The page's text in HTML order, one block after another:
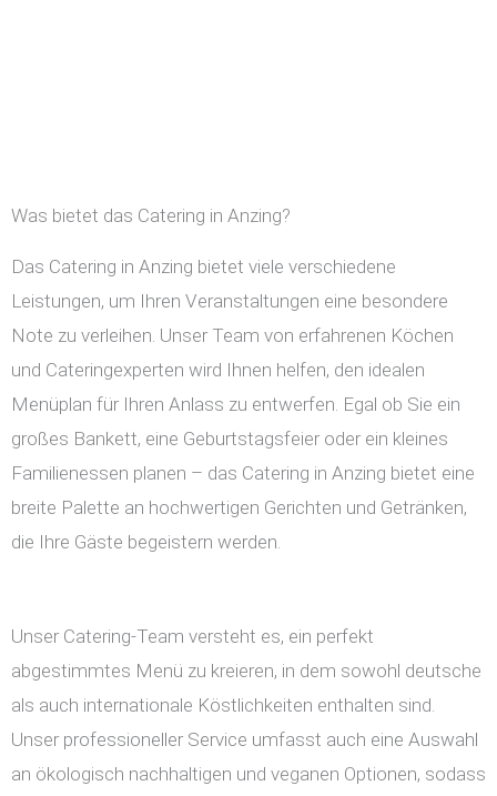
Was bietet das Catering in Anzing?
Das Catering in Anzing bietet viele verschiedene
Leistungen, um Ihren Veranstaltungen eine besondere
Note zu verleihen. Unser Team von erfahrenen Köchen
und Cateringexperten wird Ihnen helfen, den idealen
Menüplan für Ihren Anlass zu entwerfen. Egal ob Sie ein
großes Bankett, eine Geburtstagsfeier oder ein kleines
Familienessen planen – das Catering in Anzing bietet eine
breite Palette an hochwertigen Gerichten und Getränken,
die Ihre Gäste begeistern werden.
Unser Catering-Team versteht es, ein perfekt
abgestimmtes Menü zu kreieren, in dem sowohl deutsche
als auch internationale Köstlichkeiten enthalten sind.
Unser professioneller Service umfasst auch eine Auswahl
an ökologisch nachhaltigen und veganen Optionen, sodass